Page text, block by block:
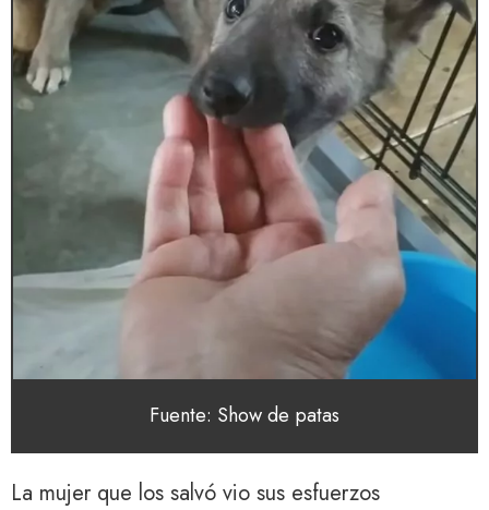
Fuente: Show de patas
La mujer que los salvó vio sus esfuerzos